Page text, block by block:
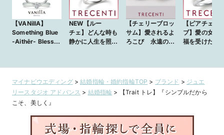
【VANillA】
Something Blue
-Aithēr- Bless /
いソリティアエン
ゲージリング
【VANillA広島
店・福山本店】
NEW【ルー
チェ】どんな時も
静かに人生を照ら
【チェリーブロッ
サム】愛されるよ
ろこび 永遠の輝
【ピアチェウ
ブ】愛の女神
福を受けたマ
マイナビウエディング>結婚指輪・婚約指輪TOP > ブランド > ジュエ
リースタジオ アドバンス > 結婚指輪 >
【Trait トレ】『シンプルだから
こそ、美しく』